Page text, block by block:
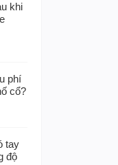
khi
phí
cổ?
tay
độ